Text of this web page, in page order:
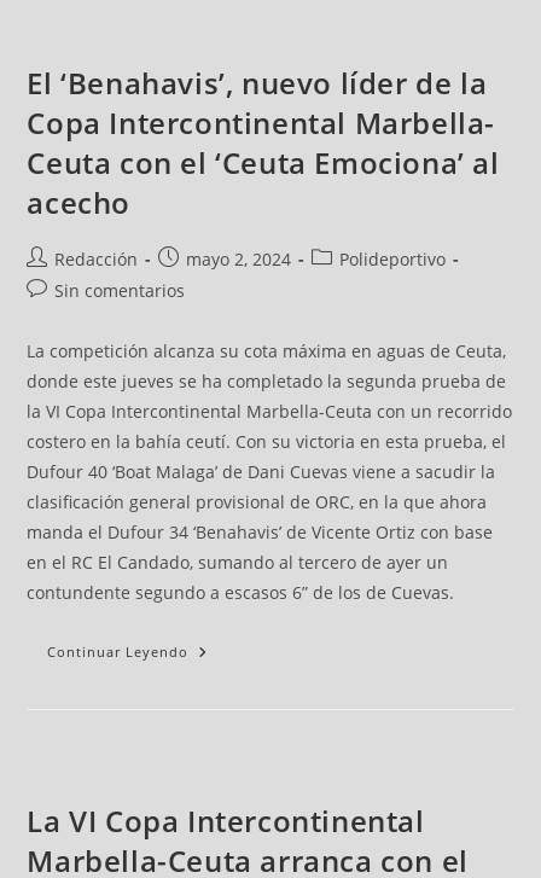
El ‘Benahavis’, nuevo líder de la
Copa Intercontinental Marbella-
Ceuta con el ‘Ceuta Emociona’ al
acecho
Redacción mayo 2, 2024
Polideportivo
Sin comentarios
La competición alcanza su cota máxima en aguas de Ceuta,
donde este jueves se ha completado la segunda prueba de
la VI Copa Intercontinental Marbella-Ceuta con un recorrido
costero en la bahía ceutí. Con su victoria en esta prueba, el
Dufour 40 ‘Boat Malaga’ de Dani Cuevas viene a sacudir la
clasificación general provisional de ORC, en la que ahora
manda el Dufour 34 ‘Benahavis’ de Vicente Ortiz con base
en el RC El Candado, sumando al tercero de ayer un
contundente segundo a escasos 6” de los de Cuevas.
Continuar Leyendo
La VI Copa Intercontinental
Marbella-Ceuta arranca con el